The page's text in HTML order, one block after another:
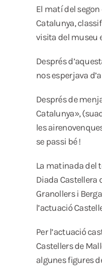
El matí del
Catalunya,
visita del museu
Després
nos esperjava
Després de
Catalunya»,
les
se passi bé !
La matinada del
Diada Castellera
Granollers i
l’actuació
Per l’actuació
Castellers de
algunes figures